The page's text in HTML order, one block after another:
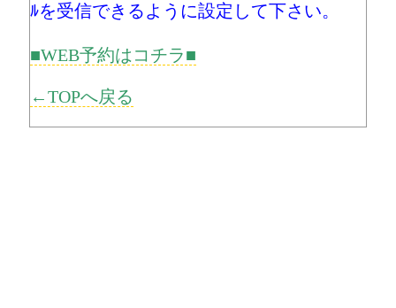
ﾙを受信できるように設定して下さい。
■WEB予約はコチラ■
←TOPへ戻る